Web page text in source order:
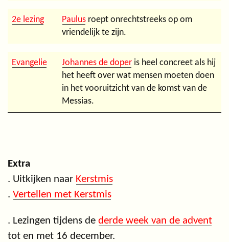
2e lezing Paulus roept onrechtstreeks op om
vriendelijk te zijn.
Evangelie Johannes de doper is heel concreet als hij
het heeft over wat mensen moeten doen
in het vooruitzicht van de komst van de
Messias.
Extra
. Uitkijken naar Kerstmis
. Vertellen met Kerstmis
. Lezingen tijdens de derde week van de advent
tot en met 16 december.